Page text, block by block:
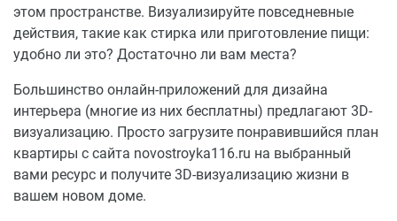
этом пространстве. Визуализируйте повседневные
действия, такие как стирка или приготовление пищи:
удобно ли это? Достаточно ли вам места?
Большинство онлайн-приложений для дизайна
интерьера (многие из них бесплатны) предлагают 3D-
визуализацию. Просто загрузите понравившийся план
квартиры с сайта novostroyka116.ru на выбранный
вами ресурс и получите 3D-визуализацию жизни в
вашем новом доме.